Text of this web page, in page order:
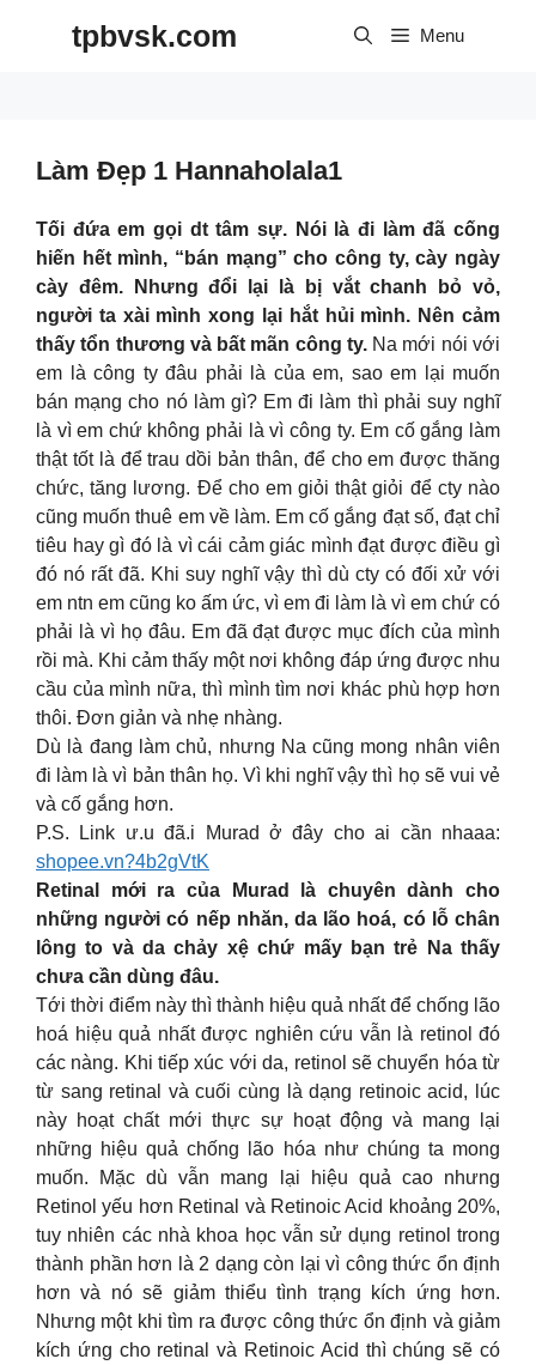
tpbvsk.com Menu
Làm Đẹp 1 Hannaholala1
Tối đứa em gọi dt tâm sự. Nói là đi làm đã cống
hiến hết mình, “bán mạng” cho công ty, cày ngày
cày đêm. Nhưng đổi lại là bị vắt chanh bỏ vỏ,
người ta xài mình xong lại hắt hủi mình. Nên cảm
thấy tổn thương và bất mãn công ty. Na mới nói với
em là công ty đâu phải là của em, sao em lại muốn
bán mạng cho nó làm gì? Em đi làm thì phải suy nghĩ
là vì em chứ không phải là vì công ty. Em cố gắng làm
thật tốt là để trau dồi bản thân, để cho em được thăng
chức, tăng lương. Để cho em giỏi thật giỏi để cty nào
cũng muốn thuê em về làm. Em cố gắng đạt số, đạt chỉ
tiêu hay gì đó là vì cái cảm giác mình đạt được điều gì
đó nó rất đã. Khi suy nghĩ vậy thì dù cty có đối xử với
em ntn em cũng ko ấm ức, vì em đi làm là vì em chứ có
phải là vì họ đâu. Em đã đạt được mục đích của mình
rồi mà. Khi cảm thấy một nơi không đáp ứng được nhu
cầu của mình nữa, thì mình tìm nơi khác phù hợp hơn
thôi. Đơn giản và nhẹ nhàng.
Dù là đang làm chủ, nhưng Na cũng mong nhân viên
đi làm là vì bản thân họ. Vì khi nghĩ vậy thì họ sẽ vui vẻ
và cố gắng hơn.
P.S. Link ư.u đã.i Murad ở đây cho ai cần nhaaa:
shopee.vn?4b2gVtK
Retinal mới ra của Murad là chuyên dành cho
những người có nếp nhăn, da lão hoá, có lỗ chân
lông to và da chảy xệ chứ mấy bạn trẻ Na thấy
chưa cần dùng đâu.
Tới thời điểm này thì thành hiệu quả nhất để chống lão
hoá hiệu quả nhất được nghiên cứu vẫn là retinol đó
các nàng. Khi tiếp xúc với da, retinol sẽ chuyển hóa từ
từ sang retinal và cuối cùng là dạng retinoic acid, lúc
này hoạt chất mới thực sự hoạt động và mang lại
những hiệu quả chống lão hóa như chúng ta mong
muốn. Mặc dù vẫn mang lại hiệu quả cao nhưng
Retinol yếu hơn Retinal và Retinoic Acid khoảng 20%,
tuy nhiên các nhà khoa học vẫn sử dụng retinol trong
thành phần hơn là 2 dạng còn lại vì công thức ổn định
hơn và nó sẽ giảm thiểu tình trạng kích ứng hơn.
Nhưng một khi tìm ra được công thức ổn định và giảm
kích ứng cho retinal và Retinoic Acid thì chúng sẽ có